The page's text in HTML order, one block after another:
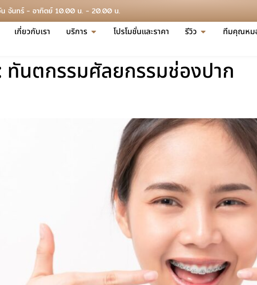
น จันทร์ - อาทิตย์ 10.00 น. - 20.00 น.
เกี่ยวกับเรา บริการ โปรโมชั่นและราคา รีวิว ทีมคุณหม
ทันตกรรมศัลยกรรมช่องปาก